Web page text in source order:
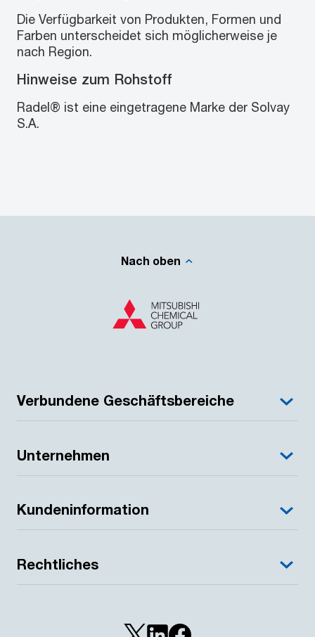
Die Verfügbarkeit von Produkten, Formen und
Farben unterscheidet sich möglicherweise je
nach Region.
Hinweise zum Rohstoff
Radel® ist eine eingetragene Marke der Solvay
S.A.
Nach oben
Verbundene Geschäftsbereiche
Unternehmen
Kundeninformation
Rechtliches